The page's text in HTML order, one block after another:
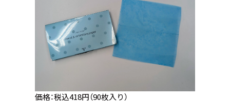
価格：税込418円（90枚入り）